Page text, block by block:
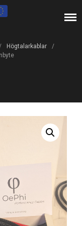
Högtalarkablar
/